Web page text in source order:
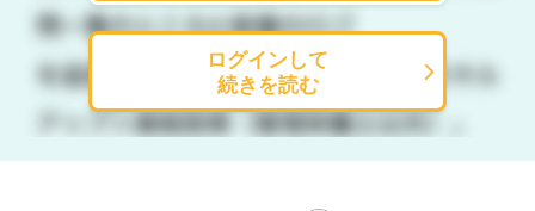
ログインして
続きを読む